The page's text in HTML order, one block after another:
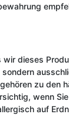
wir dieses
zu den
wenn
auf